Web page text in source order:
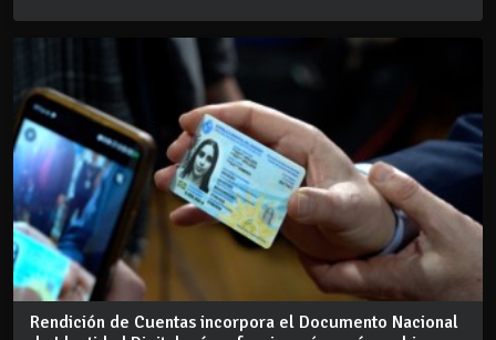
Rendición de Cuentas incorpora el Documento Nacional